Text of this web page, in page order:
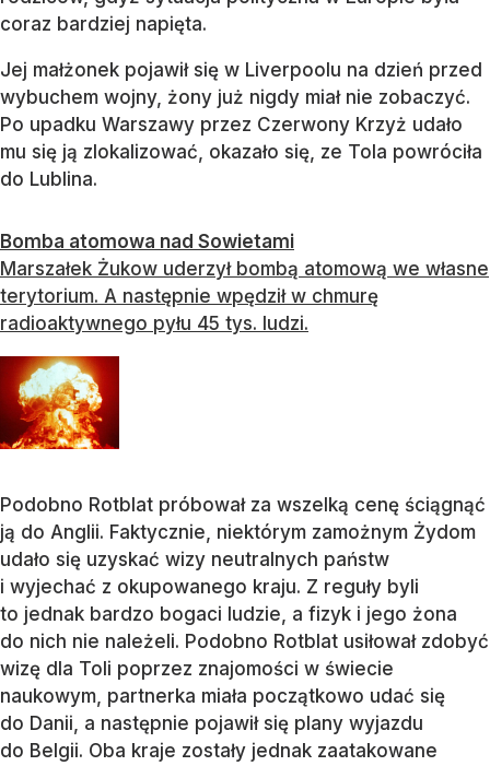
coraz bardziej napięta.
Jej małżonek pojawił się w Liverpoolu na dzień przed
wybuchem wojny, żony już nigdy miał nie zobaczyć.
Po upadku Warszawy przez Czerwony Krzyż udało
mu się ją zlokalizować, okazało się, ze Tola powróciła
do Lublina.
Bomba atomowa nad Sowietami
Marszałek Żukow uderzył bombą atomową we własne
terytorium. A następnie wpędził w chmurę
radioaktywnego pyłu 45 tys. ludzi.
Podobno Rotblat próbował za wszelką cenę ściągnąć
ją do Anglii. Faktycznie, niektórym zamożnym Żydom
udało się uzyskać wizy neutralnych państw
i wyjechać z okupowanego kraju. Z reguły byli
to jednak bardzo bogaci ludzie, a fizyk i jego żona
do nich nie należeli. Podobno Rotblat usiłował zdobyć
wizę dla Toli poprzez znajomości w świecie
naukowym, partnerka miała początkowo udać się
do Danii, a następnie pojawił się plany wyjazdu
do Belgii. Oba kraje zostały jednak zaatakowane